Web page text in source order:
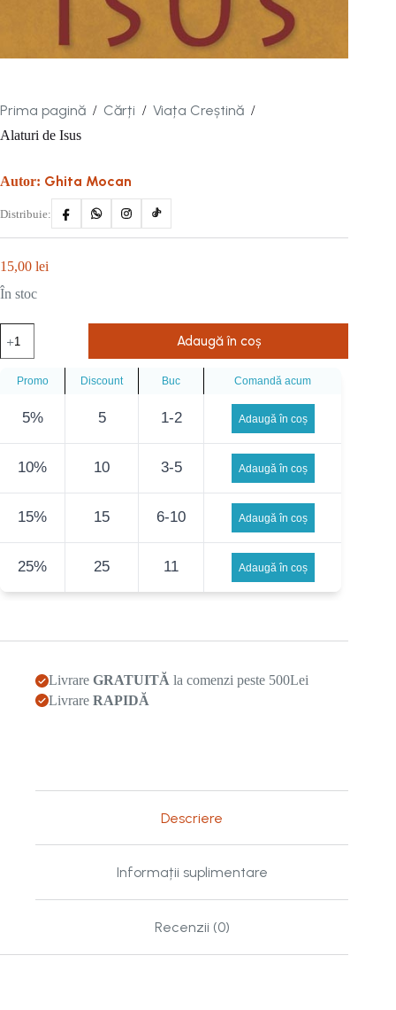
Prima pagină / Cărți / Viața Creștină /
Alaturi de Isus
Autor: Ghita Mocan
Distribuie:
15,00 lei
În stoc
Alaturi
de
Isus
Adaugă în coș
Promo Discount Buc Comandă acum
5% 5 1-2 Adaugă în coș
10% 10 3-5 Adaugă în coș
15% 15 6-10 Adaugă în coș
25% 25 11 Adaugă în coș
Livrare GRATUITĂ la comenzi peste 500Lei
Livrare RAPIDĂ
Descriere
Informații suplimentare
Recenzii (0)